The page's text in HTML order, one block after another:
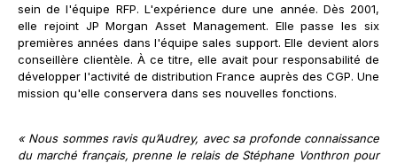
sein de l'équipe RFP. L'expérience dure une année. Dès 2001,
elle rejoint JP Morgan Asset Management. Elle passe les six
premières années dans l'équipe sales support. Elle devient alors
conseillère clientèle. À ce titre, elle avait pour responsabilité de
développer l'activité de distribution France auprès des CGP. Une
mission qu'elle conservera dans ses nouvelles fonctions.
« Nous sommes ravis qu’Audrey, avec sa profonde connaissance
du marché français, prenne le relais de Stéphane Vonthron pour